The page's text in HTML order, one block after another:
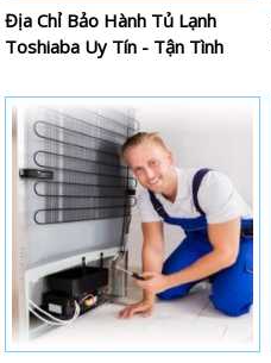
Địa Chỉ Bảo Hành Tủ Lạnh
Toshiaba Uy Tín - Tận Tình